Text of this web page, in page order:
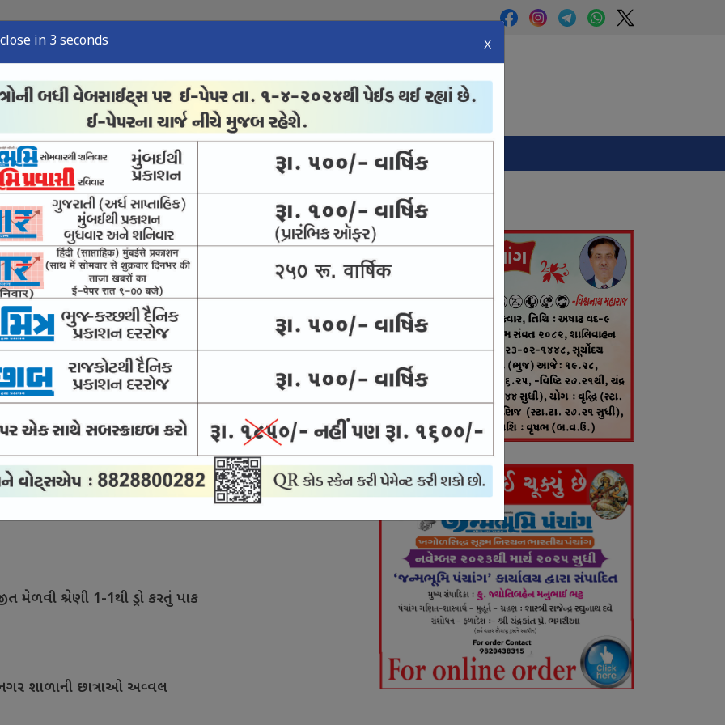
સ્પોર્ટ્સ ન્યુઝ તંત્રી લેખ ઈ-પેપર
in 2 seconds X
ક્વાર્ટર ફાઇનલમાં
20 ફોર્મેટમાં સૌથી વધુ રન
ફિટનેસ ટેસ્ટ વધુ કડક બની
મેળવી શ્રેણી 1-1થી ડ્રો કરતું પાક
શાળાની છાત્રાઓ અવ્વલ
Panchang